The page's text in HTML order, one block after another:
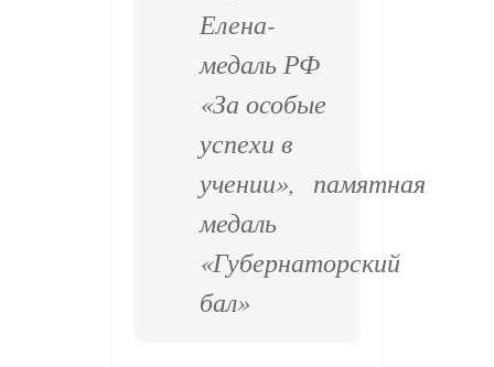
Елена-
медаль РФ
«За особые
успехи в
учении», памятная
медаль
«Губернаторский
бал»